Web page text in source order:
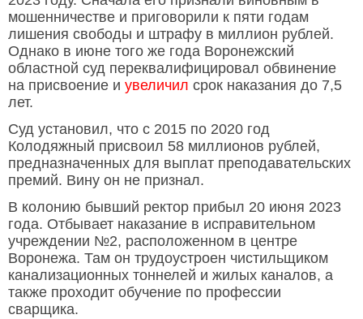
мошенничестве и приговорили к пяти годам
лишения свободы и штрафу в миллион рублей.
Однако в июне того же года Воронежский
областной суд переквалифицировал обвинение
на присвоение и увеличил срок наказания до 7,5
лет.
Суд установил, что с 2015 по 2020 год
Колодяжный присвоил 58 миллионов рублей,
предназначенных для выплат преподавательских
премий. Вину он не признал.
В колонию бывший ректор прибыл 20 июня 2023
года. Отбывает наказание в исправительном
учреждении №2, расположенном в центре
Воронежа. Там он трудоустроен чистильщиком
канализационных тоннелей и жилых каналов, а
также проходит обучение по профессии
сварщика.